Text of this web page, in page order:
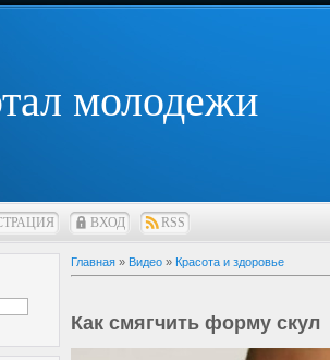
молодежи
ВХОД RSS
Главная » Видео » Красота и здоровье
Как смягчить форму скул